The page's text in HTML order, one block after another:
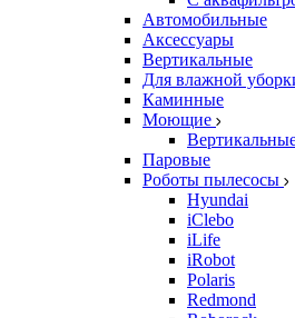
Автомобильные
Аксессуары
Вертикальные
Для влажной
Каминные
Моющие
Паровые
Роботы пылесосы
Hyundai
iClebo
iLife
iRobot
Polaris
Redmond